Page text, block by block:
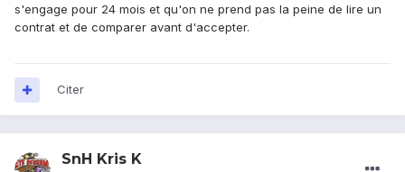
s'engage pour 24 mois et qu'on ne prend pas la peine de lire un
contrat et de comparer avant d'accepter.
Citer
SnH Kris K